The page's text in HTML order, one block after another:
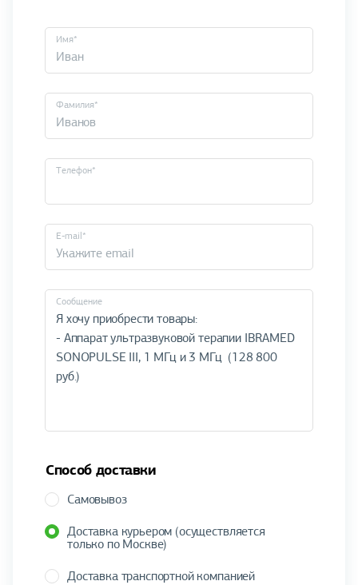
Имя*
Фамилия*
Телефон*
E-mail*
Cообщение
Способ доставки
Самовывоз
Доставка курьером (осуществляется
только по Москве)
Доставка транспортной компанией